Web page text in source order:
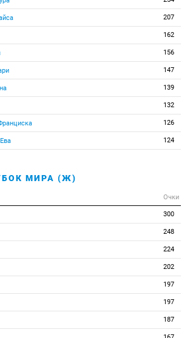
207
162
156
147
139
132
126
124
МИРА (Ж)
Очки
300
248
224
202
197
197
187